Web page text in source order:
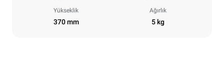
Yükseklik
370 mm
Ağırlık
5 kg